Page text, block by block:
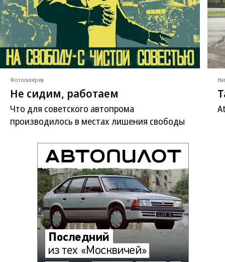
Фотогалерея
Не сидим, работаем
Что для советского автопрома
производилось в местах лишения свободы